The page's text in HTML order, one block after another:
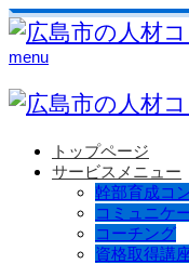
menu
トップページ
サービスメニュー
幹部育成コ
コミュニケ
コーチング
資格取得講